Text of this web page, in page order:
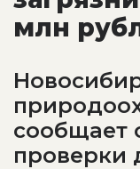
млн
сообщает
проверки